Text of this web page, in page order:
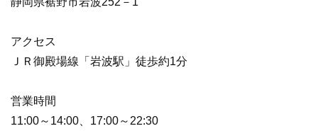
アクセス
​ＪＲ御殿場線「岩波駅」徒歩約1分
営業時間​
11:00～14:00、17:00～22:30